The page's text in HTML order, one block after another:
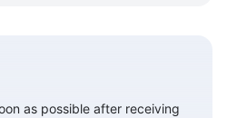
as possible after receiving